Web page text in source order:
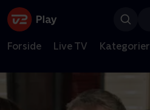
Forside Live TV Kategorier